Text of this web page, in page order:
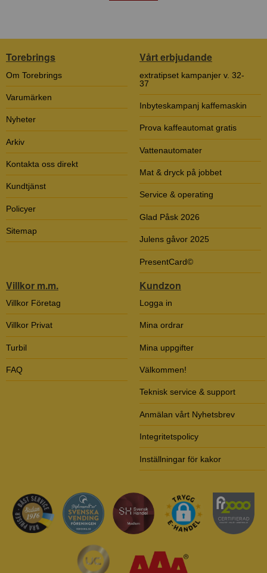
Torebrings
Om Torebrings
Varumärken
Nyheter
Arkiv
Kontakta oss direkt
Kundtjänst
Policyer
Sitemap
Vårt erbjudande
extratipset kampanjer v. 32-
37
Inbyteskampanj kaffemaskin
Prova kaffeautomat gratis
Vattenautomater
Mat & dryck på jobbet
Service & operating
Glad Påsk 2026
Julens gåvor 2025
PresentCard©
Villkor m.m.
Villkor Företag
Villkor Privat
Turbil
FAQ
Kundzon
Logga in
Mina ordrar
Mina uppgifter
Välkommen!
Teknisk service & support
Anmälan vårt Nyhetsbrev
Integritetspolicy
Inställningar för kakor